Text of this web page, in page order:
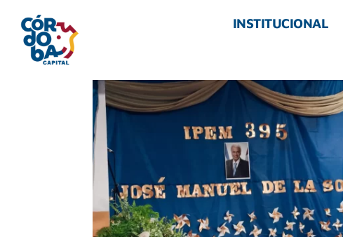
INSTITUCIONAL